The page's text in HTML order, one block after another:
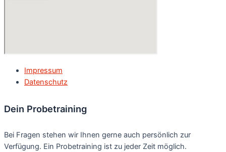
Impressum
Datenschutz
Dein Probetraining
Bei Fragen stehen wir Ihnen gerne auch persönlich zur
Verfügung. Ein Probetraining ist zu jeder Zeit möglich.